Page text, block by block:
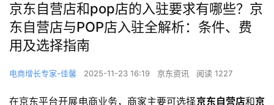
京东自营店和pop店的入驻要求有哪些？京
东自营店与POP店入驻全解析：条件、费
用及选择指南
电商增长专家-佳馨 2025-11-23 16:19 京东资讯 阅读 1227
在京东平台开展电商业务，商家主要可选择京东自营店和京